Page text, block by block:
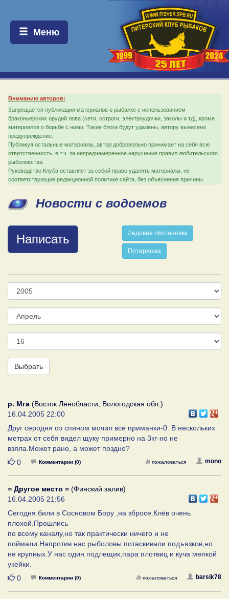
Меню:
Меню
Вниманию авторов:
Запрещается публикация материалов о рыбалке с использованием
браконьерских орудий лова (сети, остроги, электроудочки, заколы и тд), кроме
материалов о борьбе с ними. Такие блоги будут удалены, автору вынесено
предупреждение.
Публикуя остальные материалы, автор добровольно принимает на себя всю
ответственность, в т.ч. за непреднамеренное нарушение правил любительского
рыболовства.
Руководство Клуба оставляет за собой право удалять материалы, не
соответствующие редакционной политике сайта, без объяснения причины.
Новости с водоемов
Написать Ледовая обстановка
Потеряшка
Год
Месяц
День
Выбрать
р. Мга (Восток Ленобласти, Вологодская обл.)
16.04.2005 22:00
Друг серодня со спином мочил все приманки-0. В нескольких
метрах от себя видел щуку примерно на 3кг-но не
взяла.Может рано, а может поздно?
Нравится
0 Комментарии (0) mono
пожаловаться
= Другое место = (Финский залив)
16.04.2005 21:56
Сегодня били в Сосновом Бору ,на збросе.Клёв очень
плохой.Прошлись
по всему каналу,но так практически ничего и не
поймали.Напротив нас рыболовы потаскивали подъязков,но
не крупных.У нас один подлещик,пара плотвиц и куча мелкой
укейки.
Нравится
0 Комментарии (0) barsik78
пожаловаться